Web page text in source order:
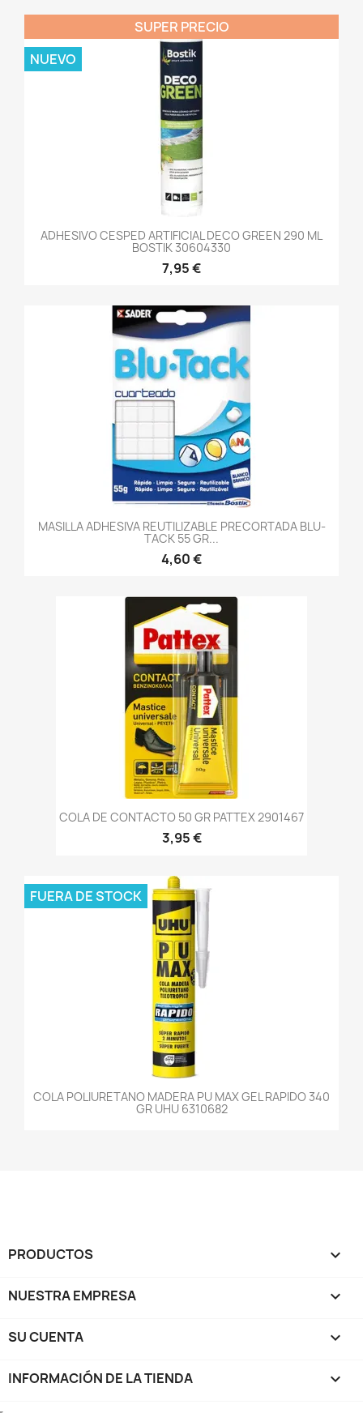
ADHESIVO CESPED ARTIFICIAL DECO GREEN 290 ML
BOSTIK 30604330
7,95 €
SUPER PRECIO
NUEVO
MASILLA ADHESIVA REUTILIZABLE PRECORTADA BLU-
TACK 55 GR...
4,60 €
COLA DE CONTACTO 50 GR PATTEX 2901467
3,95 €
COLA POLIURETANO MADERA PU MAX GEL RAPIDO 340
GR UHU 6310682
FUERA DE STOCK
PRODUCTOS 
NUESTRA EMPRESA 
SU CUENTA 
INFORMACIÓN DE LA TIENDA keyboard_arrow_down